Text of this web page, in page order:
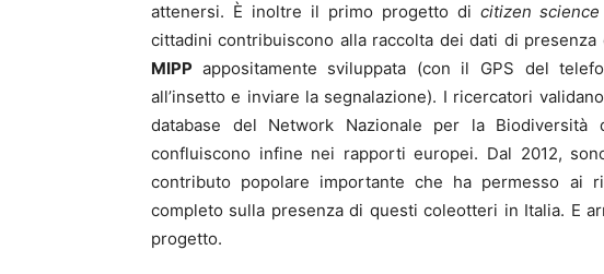
attenersi. È inoltre il primo progetto di citizen science
cittadini contribuiscono alla raccolta dei dati di presenza
MIPP appositamente sviluppata (con il GPS del
all’insetto e inviare la segnalazione). I ricercatori
database del Network Nazionale per la Biodiversità
confluiscono infine nei rapporti europei. Dal 2012,
contributo popolare importante che ha permesso ai
completo sulla presenza di questi coleotteri in Italia. E
progetto.